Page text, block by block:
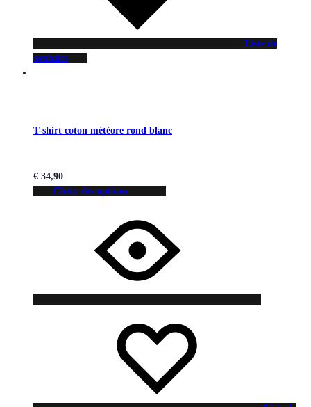
Liste de
souhaits
T-shirt coton météore rond blanc
€ 34,90
Choix des options